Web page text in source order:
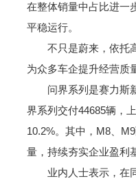
在整体销量中占比进一
平稳运行。
不只是蔚来，依托
为众多车企提升经营质
问界系列是赛力斯
界系列交付44685辆，
10.2%。其中，M8、
量，持续夯实企业盈利
业内人士表示，在